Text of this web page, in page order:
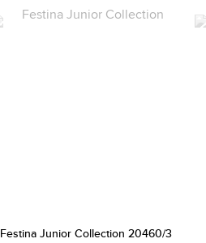
Festina Junior Collection 20460/3